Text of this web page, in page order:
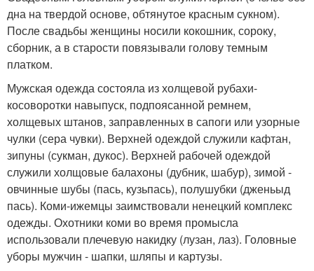
дна на твердой основе, обтянутое красным сукном).
После свадьбы женщины носили кокошник, сороку,
сборник, а в старости повязывали голову темным
платком.
Мужская одежда состояла из холщевой рубахи-
косоворотки навыпуск, подпоясанной ремнем,
холщевых штанов, заправленных в сапоги или узорные
чулки (сера чувки). Верхней одеждой служили кафтан,
зипуны (сукман, дукос). Верхней рабочей одеждой
служили холщовые балахоны (дубник, шабур), зимой -
овчинные шубы (пась, кузьпась), полушубки (дженьыд
пась). Коми-ижемцы заимствовали ненецкий комплекс
одежды. Охотники коми во время промысла
использовали плечевую накидку (лузан, лаз). Головные
уборы мужчин - шапки, шляпы и картузы.